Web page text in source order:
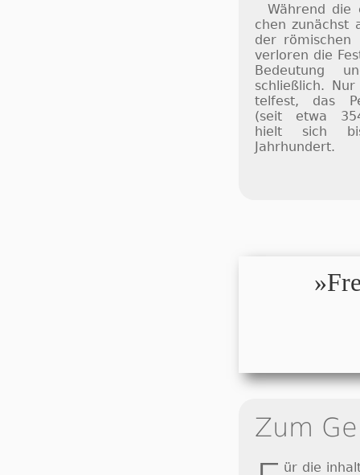
Während die
chen zu­nächst
der rö­mi­schen
ver­lo­ren die
Be­deu­tung
schließ­lich.
tel­fest, das
(seit etwa
hielt sich
Jahrhundert.
Zum
ür die